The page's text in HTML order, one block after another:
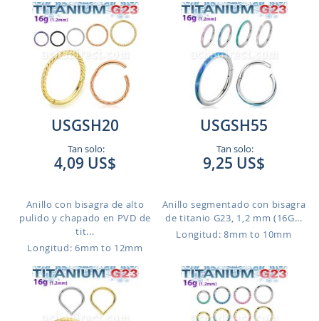
USGSH20
Tan solo:
4,09 US$
Anillo con bisagra de alto
pulido y chapado en PVD de
tit...
Longitud: 6mm to 12mm
USGSH55
Tan solo:
9,25 US$
Anillo segmentado con bisagra
de titanio G23, 1,2 mm (16G...
Longitud: 8mm to 10mm